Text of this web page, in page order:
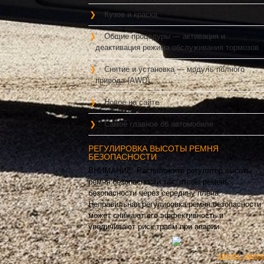
Кузов и краска
Общие процедуры — активация и
деактивация режима обслуживания тормозов
Снятие и установка — модуль полного
привода (AWD)
Новое на сайте
Самое главное об автомобиле
РЕГУЛИРОВКА ВЫСОТЫ РЕМНЯ
БЕЗОПАСНОСТИ
ВНИМАНИЕ: Расположите регулятор высоты
ремня безопасности так, чтобы ремень
безопасности через середину плеча.
Неправильная регулировка ремня безопасности
может снижают его эффективность и
увеличивают риск травм при аварии.
читать